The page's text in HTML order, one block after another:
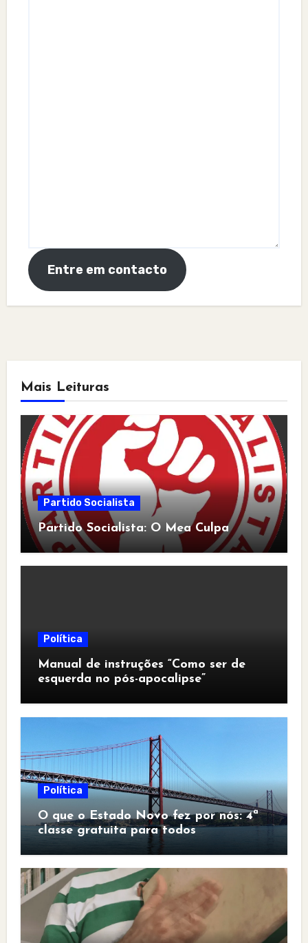
Entre em contacto
Mais Leituras
Partido Socialista
Partido Socialista: O Mea Culpa
Política
Manual de instruções “Como ser de
esquerda no pós-apocalipse”
Política
O que o Estado Novo fez por nós: 4ª
classe gratuita para todos